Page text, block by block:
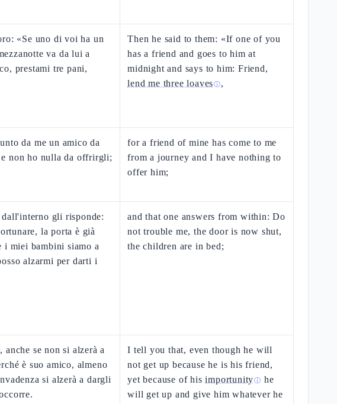
«Se uno di voi ha un
va da lui a
prestami tre pani,
Then he said to them: «If one of you
has a friend and goes to him at
midnight and says to him: Friend,
lend me three loavesⓘ,
da me un amico da
non ho nulla da offrirgli;
for a friend of mine has come to me
from a journey and I have nothing to
offer him;
dall'interno gli risponde:
la porta è già
i miei bambini siamo a
alzarmi per darti i
and that one answers from within: Do
not trouble me, the door is now shut,
the children are in bed;
anche se non si alzerà a
è suo amico, almeno
si alzerà a dargli
I tell you that, even though he will
not get up because he is his friend,
yet because of hisimportunityⓘ he
will get up and give him whatever he